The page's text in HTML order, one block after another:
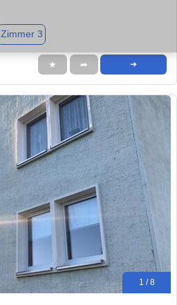
Zimmer 3
★ ➦ ➜
1 / 8